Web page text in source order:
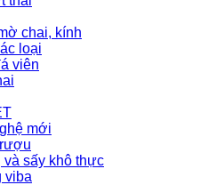
chai, kính
loại
viên
mới
và sấy khô thực
viba